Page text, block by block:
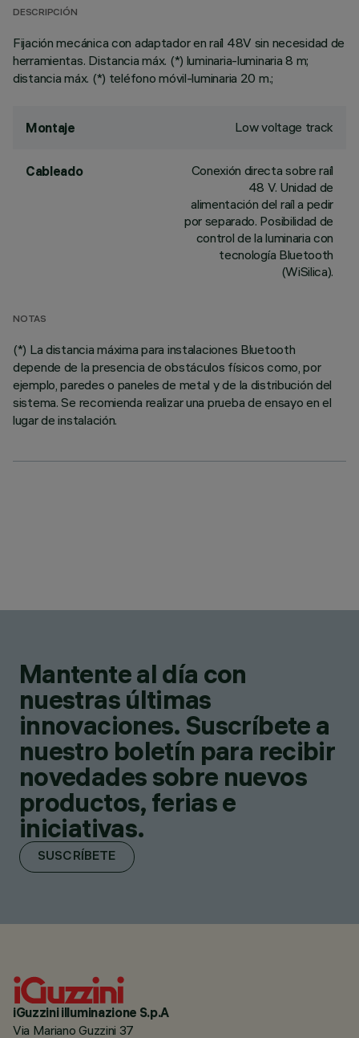
DESCRIPCIÓN
Fijación mecánica con adaptador en raíl 48V sin necesidad de
herramientas. Distancia máx. (*) luminaria-luminaria 8 m;
distancia máx. (*) teléfono móvil-luminaria 20 m.;
Montaje Low voltage track
Cableado
Conexión directa sobre raíl
48 V. Unidad de
alimentación del raíl a pedir
por separado. Posibilidad de
control de la luminaria con
tecnología Bluetooth
(WiSilica).
NOTAS
(*) La distancia máxima para instalaciones Bluetooth
depende de la presencia de obstáculos físicos como, por
ejemplo, paredes o paneles de metal y de la distribución del
sistema. Se recomienda realizar una prueba de ensayo en el
lugar de instalación.
Mantente al día con
nuestras últimas
innovaciones. Suscríbete a
nuestro boletín para recibir
novedades sobre nuevos
productos, ferias e
iniciativas.
SUSCRÍBETE
iGuzzini illuminazione S.p.A
Via Mariano Guzzini 37